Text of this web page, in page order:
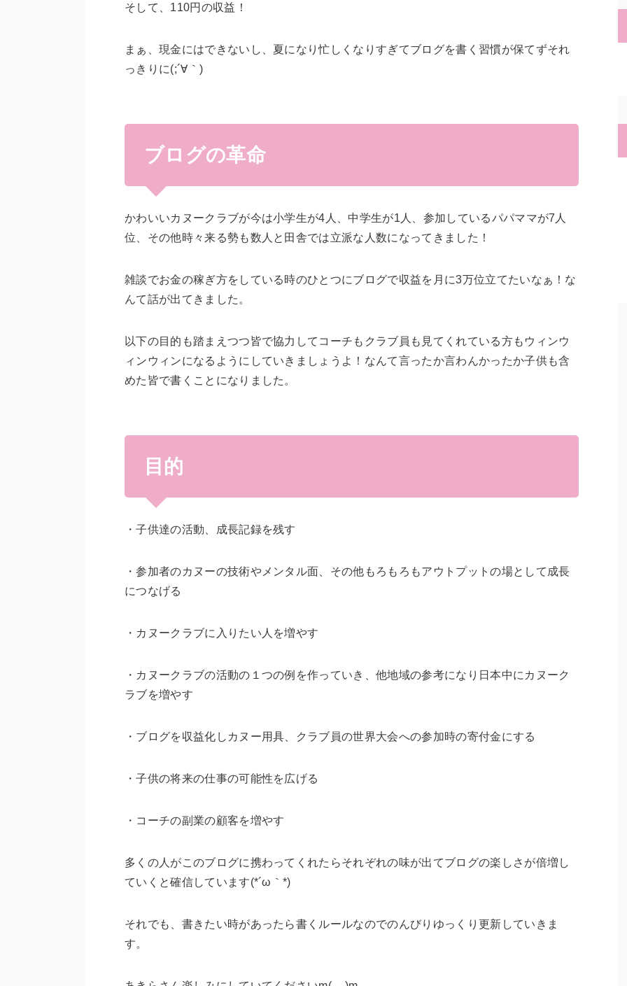
そして、110円の収益！
まぁ、現金にはできないし、夏になり忙しくなりすぎてブログを書く習慣が保てずそれ
っきりに(;´∀｀)
ブログの革命
かわいいカヌークラブが今は小学生が4人、中学生が1人、参加しているパパママが7人
位、その他時々来る勢も数人と田舎では立派な人数になってきました！
雑談でお金の稼ぎ方をしている時のひとつにブログで収益を月に3万位立てたいなぁ！な
んて話が出てきました。
以下の目的も踏まえつつ皆で協力してコーチもクラブ員も見てくれている方もウィンウ
ィンウィンになるようにしていきましょうよ！なんて言ったか言わんかったか子供も含
めた皆で書くことになりました。
目的
・子供達の活動、成長記録を残す
・参加者のカヌーの技術やメンタル面、その他もろもろもアウトプットの場として成長
につなげる
・カヌークラブに入りたい人を増やす
・カヌークラブの活動の１つの例を作っていき、他地域の参考になり日本中にカヌーク
ラブを増やす
・ブログを収益化しカヌー用具、クラブ員の世界大会への参加時の寄付金にする
・子供の将来の仕事の可能性を広げる
・コーチの副業の顧客を増やす
多くの人がこのブログに携わってくれたらそれぞれの味が出てブログの楽しさが倍増し
ていくと確信しています(*´ω｀*)
それでも、書きたい時があったら書くルールなのでのんびりゆっくり更新していきま
す。